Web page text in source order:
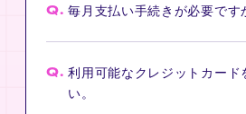
Q. 毎月支払い手続きが必要です
Q. 利用可能なクレジットカード
い。